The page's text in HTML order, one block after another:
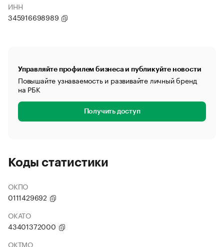
ИНН
345916698989
Управляйте профилем бизнеса и публикуйте новости
Повышайте узнаваемость и развивайте личный бренд
на РБК
Получить доступ
Коды статистики
ОКПО
0111429692
ОКАТО
43401372000
ОКТМО